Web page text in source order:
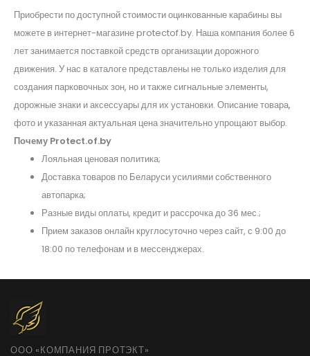
Приобрести по доступной стоимости оцинкованные карабины вы
можете в интернет-магазине protectof.by. Наша компания более 6
лет занимается поставкой средств организации дорожного
движения. У нас в каталоге представлены не только изделия для
создания парковочных зон, но и также сигнальные элементы,
дорожные знаки и аксессуары для их установки. Описание товара,
фото и указанная актуальная цена значительно упрощают выбор.
Почему Protect.of.by
Лояльная ценовая политика;
Доставка товаров по Беларуси усилиями собственного
автопарка;
Разные виды оплаты, кредит и рассрочка до 36 мес.;
Прием заказов онлайн круглосуточно через сайт, с 9:00 до
18:00 по телефонам и в мессенджерах.
ООО «КОМПАНИЯ ПРОТЭКТ»